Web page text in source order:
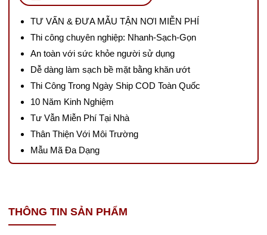
TƯ VẤN & ĐƯA MẪU TẬN NƠI MIỄN PHÍ
Thi công chuyên nghiệp: Nhanh-Sạch-Gọn
An toàn với sức khỏe người sử dụng
Dễ dàng làm sạch bề mặt bằng khăn ướt
Thi Công Trong Ngày Ship COD Toàn Quốc
10 Năm Kinh Nghiệm
Tư Vẫn Miễn Phí Tại Nhà
Thân Thiện Với Môi Trường
Mẫu Mã Đa Dạng
THÔNG TIN SẢN PHẨM